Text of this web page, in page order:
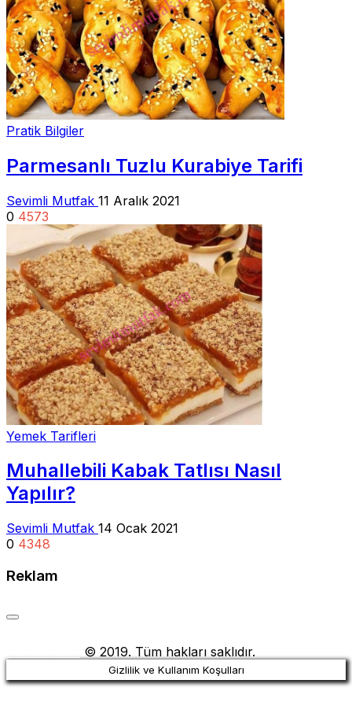
Pratik Bilgiler
Parmesanlı Tuzlu Kurabiye Tarifi
Sevimli Mutfak 11 Aralık 2021
0 4573
Yemek Tarifleri
Muhallebili Kabak Tatlısı Nasıl
Yapılır?
Sevimli Mutfak 14 Ocak 2021
0 4348
Reklam
© 2019. Tüm hakları saklıdır.
Gizlilik ve Kullanım Koşulları